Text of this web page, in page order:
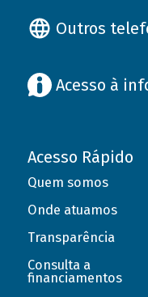
Outros
Acesso à
Acesso Rápido
Quem somos
Onde atuamos
Transparência
Consulta a
financiamentos